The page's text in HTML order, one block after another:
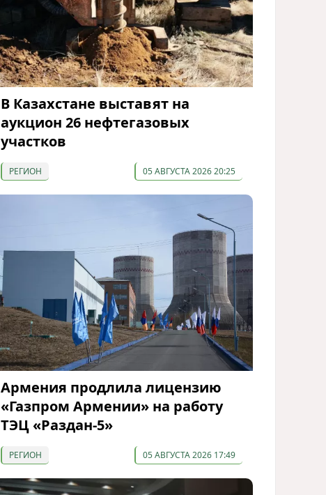
В Казахстане выставят на
аукцион 26 нефтегазовых
участков
РЕГИОН 05 АВГУСТА 2026 20:25
Армения продлила лицензию
«Газпром Армении» на работу
ТЭЦ «Раздан-5»
РЕГИОН 05 АВГУСТА 2026 17:49